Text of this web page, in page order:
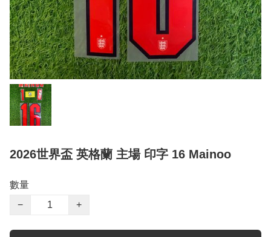
2026世界盃 英格蘭 主場 印字 16 Mainoo
數量
−
+